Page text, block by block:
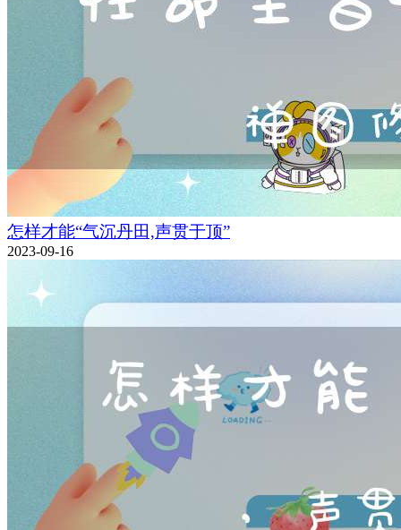
怎样才能“气沉丹田,声贯于顶”
2023-09-16